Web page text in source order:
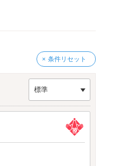
× 条件リセット
標準